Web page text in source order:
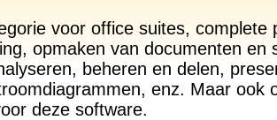
voor office suites, complete
opmaken van documenten en
beheren en delen,
enz. Maar ook
deze software.